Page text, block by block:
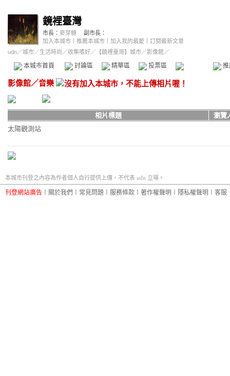
鏡裡臺灣
市長： 麥芽糖
副市長：
加入本城市
推薦本城市 加入我的最愛
訂閱最新文章
udn／城市／生活時尚 ／收集嗜好／ 【鏡裡臺灣】城市／影像館／
本城市首頁 討論區 精華區 投票區 影像館
影像館／音樂
相片標題
瀏覽
太陽觀測站
本城市刊登之內容為作者個人自行提供上傳，不代表 udn 立場。
刊登網站廣告 關於我們 常見問題 服務條款 著作權聲明 隱私權聲明 客服